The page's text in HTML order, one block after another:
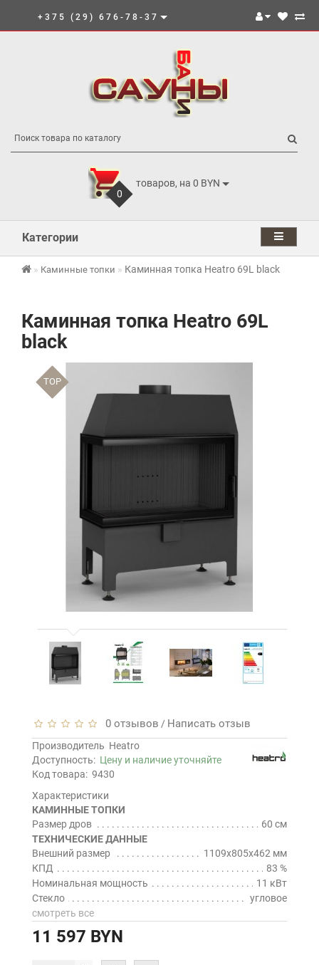
+375 (29) 676-78-37
0
товаров, на 0 BYN
Категории
Каминные топки Каминная топка Heatro 69L black
Каминная топка Heatro 69L
black
TOP
0 отзывов / Написать отзыв
Производитель Heatro
Доступность: Цену и наличие уточняйте
Код товара: 9430
Характеристики
КАМИННЫЕ ТОПКИ
Размер дров
60 см
ТЕХНИЧЕСКИЕ ДАННЫЕ
Внешний размер
1109x805x462 мм
КПД
83 %
Номинальная мощность
11 кВт
Стекло
угловое
смотреть все
11 597 BYN